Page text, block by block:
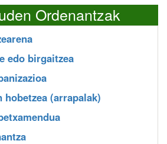
Ordenantzak
edo birgaitzea
(arrapalak)